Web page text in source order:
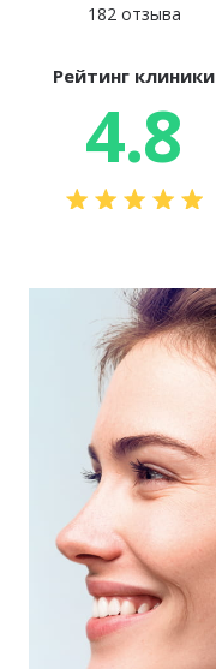
182 отзыва
Рейтинг клиники
4.8